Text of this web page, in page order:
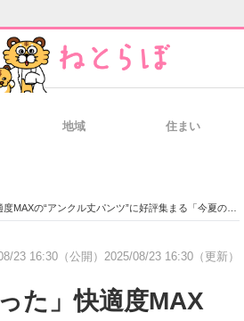
経営リー
地域 住まい
丈パンツ”に好評集まる「今夏のためのパンツ」「こんなパンツがほしかった」
23 16:30（公開） 2025/08/23 16:30（更新）
た」快適度MAX